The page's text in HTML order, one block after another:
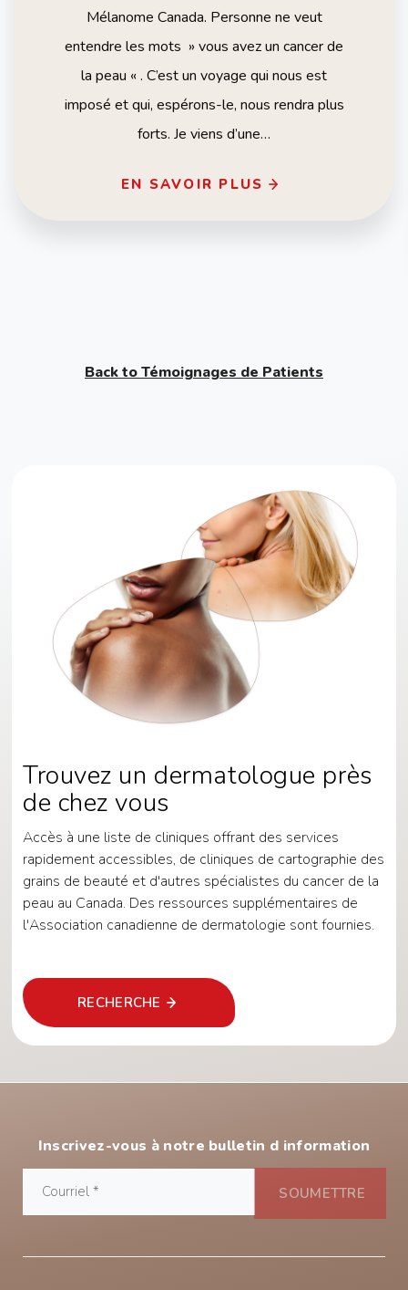
Mélanome Canada. Personne ne veut
entendre les mots » vous avez un cancer de
la peau « . C’est un voyage qui nous est
imposé et qui, espérons-le, nous rendra plus
forts. Je viens d’une…
EN SAVOIR PLUS
Back to Témoignages de Patients
Trouvez un dermatologue près
de chez vous
Accès à une liste de cliniques offrant des services
rapidement accessibles, de cliniques de cartographie des
grains de beauté et d'autres spécialistes du cancer de la
peau au Canada. Des ressources supplémentaires de
l'Association canadienne de dermatologie sont fournies.
RECHERCHE
Inscrivez-vous à notre bulletin d information